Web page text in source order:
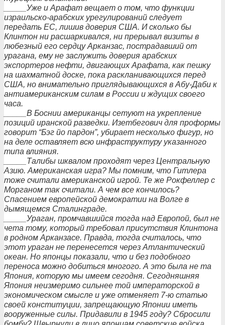
_____Уже и Арафат вещает о том, что функции
израильско-арабских урегулирований следует
передать ЕС, лишив доверия США. И сколько бы
Клинтон ни расшаркивался, ни прерывал визиты в
любезный его сердцу Арканзас, пострадавший от
урагана, ему не заслужить доверия арабских
экспортеров нефти, двигающих Арафата, как пешку
на шахматной доске, пока раскланивающихся перед
США, но внимательно приглядывающихся в Абу-Даби к
антиамериканским силам в России и ждущих своего
часа.
_____В Боснии американцы сетуют на укрепление
позиций иранской разведки. Изетбегович для проформы
говорит “Бэг йо пардон”, убирает несколько фигур, но
на деле оставляет всю инфраструктуру указанного
типа влияния.
_____Талибы шквалом проходят через Центральную
Азию. Американская игра? Мы помним, что Гитлера
тоже считали американской игрой. Те же Рокфеллер с
Морганом так считали. А чем все кончилось?
Спасением европейской демократии на Волге в
дымящемся Сталинграде.
_____Ураган, промчавшийся тогда над Европой, был не
чета тому, который требовал присутствия Клинтона
в родном Арканзасе. Правда, тогда считалось, что
этот ураган не перенесется через Атлантический
океан. Но японцы показали, что и без подобного
переноса можно добиться многого. А это была не та
Япония, которую мы имеем сегодня. Сегодняшняя
Япония неизмеримо сильнее той императорской в
экономическом смысле и уже отменяет 7-ю статью
своей конституции, запрещающую Японии иметь
вооруженные силы. Придавили в 1945 году? Сбросили